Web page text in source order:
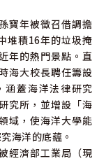
寶年被徵召借調擔
堆積16年的垃圾掩
年的熱門景點。直
海大校長聘任籌設
涵蓋海洋法律研究
究所，並增設「海
域，使海洋大學能
海洋的底蘊。
經濟部工業局（現